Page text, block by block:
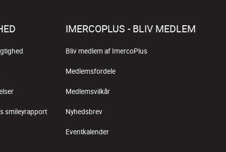
smileyrapport
IMERCOPLUS - BLIV MEDLEM
Bliv medlem af ImercoPlus
Medlemsfordele
Medlemsvilkår
Nyhedsbrev
Eventkalender